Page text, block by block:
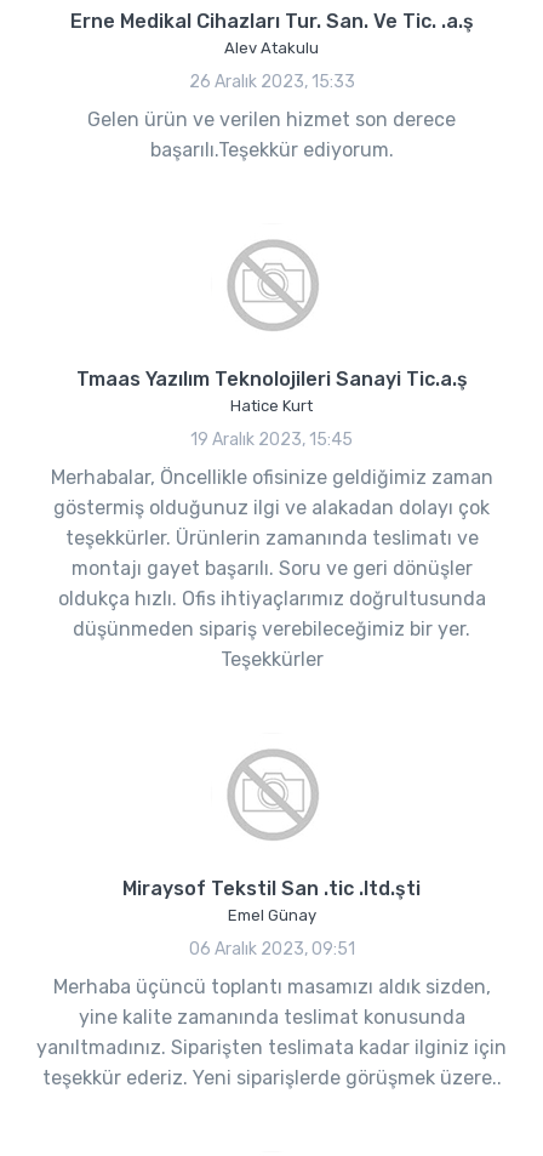
Erne Medikal Cihazları Tur. San. Ve Tic. .a.ş
Alev Atakulu
26 Aralık 2023, 15:33
Gelen ürün ve verilen hizmet son derece
başarılı.Teşekkür ediyorum.
Tmaas Yazılım Teknolojileri Sanayi Tic.a.ş
Hatice Kurt
19 Aralık 2023, 15:45
Merhabalar, Öncellikle ofisinize geldiğimiz zaman
göstermiş olduğunuz ilgi ve alakadan dolayı çok
teşekkürler. Ürünlerin zamanında teslimatı ve
montajı gayet başarılı. Soru ve geri dönüşler
oldukça hızlı. Ofis ihtiyaçlarımız doğrultusunda
düşünmeden sipariş verebileceğimiz bir yer.
Teşekkürler
Miraysof Tekstil San .tic .ltd.şti
Emel Günay
06 Aralık 2023, 09:51
Merhaba üçüncü toplantı masamızı aldık sizden,
yine kalite zamanında teslimat konusunda
yanıltmadınız. Siparişten teslimata kadar ilginiz için
teşekkür ederiz. Yeni siparişlerde görüşmek üzere..